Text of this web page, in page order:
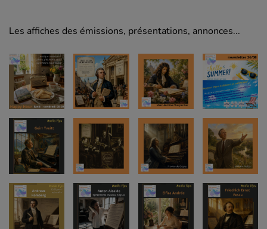
Les affiches des émissions, présentations, annonces...